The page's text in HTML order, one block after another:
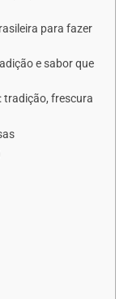
para fazer
e sabor que
tradição, frescura